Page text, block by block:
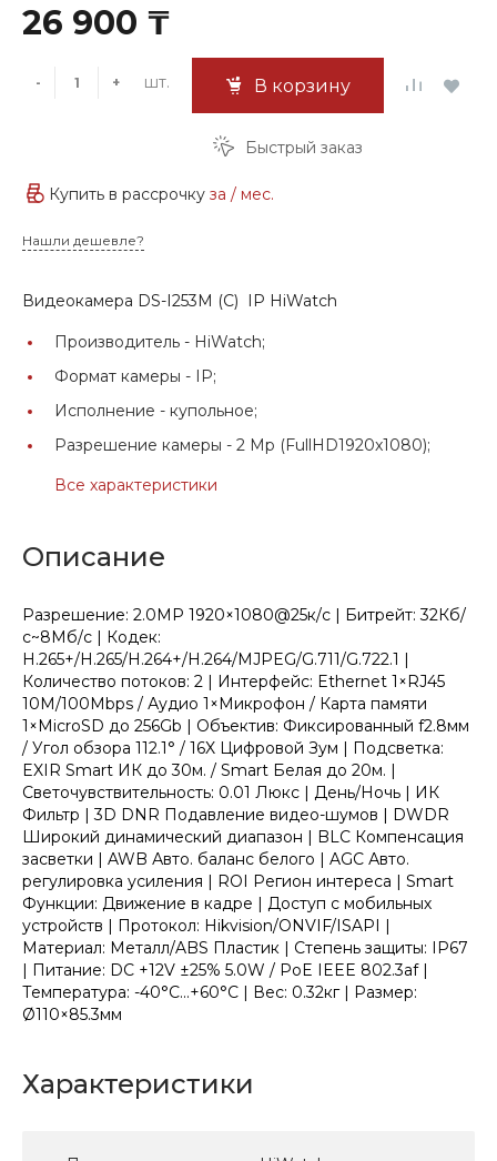
26 900 ₸
- + шт. В корзину
Быстрый заказ
Купить в рассрочку за / мес.
Нашли дешевле?
Видеокамера DS-I253M (C) IP HiWatch
Производитель - HiWatch;
Формат камеры - IP;
Исполнение - купольное;
Разрешение камеры - 2 Mp (FullHD1920x1080);
Все характеристики
Описание
Разрешение: 2.0МР 1920×1080@25к/с | Битрейт: 32Кб/
с~8Мб/с | Кодек:
H.265+/H.265/H.264+/H.264/MJPEG/G.711/G.722.1 |
Количество потоков: 2 | Интерфейс: Ethernet 1×RJ45
10M/100Mbps / Аудио 1×Микрофон / Карта памяти
1×MicroSD до 256Gb | Объектив: Фиксированный f2.8мм
/ Угол обзора 112.1° / 16X Цифровой Зум | Подсветка:
EXIR Smart ИК до 30м. / Smart Белая до 20м. |
Светочувствительность: 0.01 Люкс | День/Ночь | ИК
Фильтр | 3D DNR Подавление видео-шумов | DWDR
Широкий динамический диапазон | BLC Компенсация
засветки | AWB Авто. баланс белого | AGC Авто.
регулировка усиления | ROI Регион интереса | Smart
Функции: Движение в кадре | Доступ с мобильных
устройств | Протокол: Hikvision/ONVIF/ISAPI |
Материал: Металл/ABS Пластик | Степень защиты: IP67
| Питание: DC +12V ±25% 5.0W / PoE IEEE 802.3af |
Температура: -40°C...+60°C | Вес: 0.32кг | Размер:
Ø110×85.3мм
Характеристики